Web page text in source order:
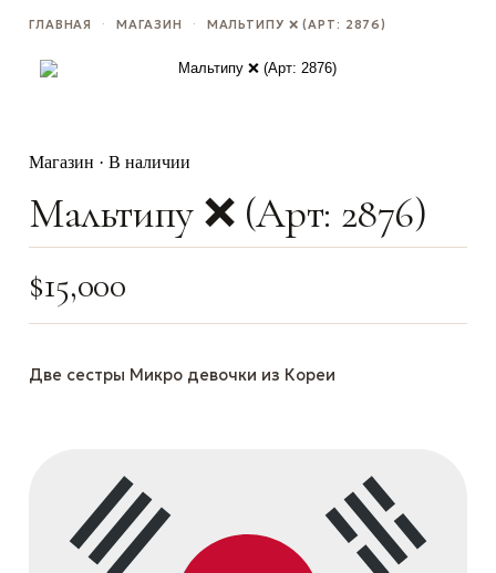
ГЛАВНАЯ · МАГАЗИН · МАЛЬТИПУ ❌️ (АРТ: 2876)
Магазин · В наличии
Мальтипу ❌️ (Арт: 2876)
$15,000
Две сестры Микро девочки из Кореи